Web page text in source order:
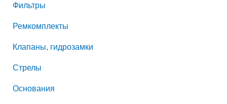
Фильтры
Ремкомплекты
Клапаны, гидрозамки
Стрелы
Основания